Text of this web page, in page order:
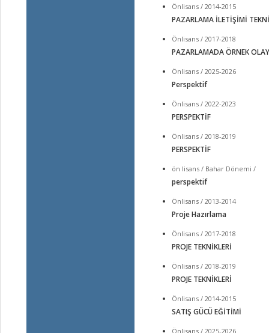
Önlisans / 2014-2015
PAZARLAMA İLETİŞİMİ
Önlisans / 2017-2018
PAZARLAMADA ÖRNEK
Önlisans / 2025-2026
Perspektif
Önlisans / 2022-2023
PERSPEKTİF
Önlisans / 2018-2019
PERSPEKTİF
ön lisans / Bahar Dönemi /
perspektif
Önlisans / 2013-2014
Proje Hazırlama
Önlisans / 2017-2018
PROJE TEKNİKLERİ
Önlisans / 2018-2019
PROJE TEKNİKLERİ
Önlisans / 2014-2015
SATIŞ GÜCÜ EĞİTİMİ
Önlisans / 2025-2026